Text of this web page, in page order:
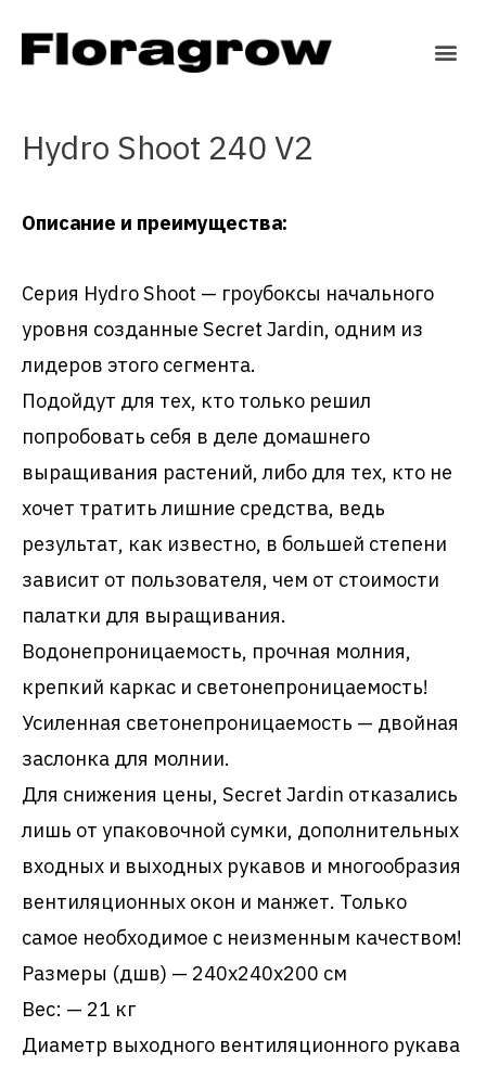
Hydro Shoot 240 V2
Описание и преимущества:
Серия Hydro Shoot — гроубоксы начального
уровня созданные Secret Jardin, одним из
лидеров этого сегмента.
Подойдут для тех, кто только решил
попробовать себя в деле домашнего
выращивания растений, либо для тех, кто не
хочет тратить лишние средства, ведь
результат, как известно, в большей степени
зависит от пользователя, чем от стоимости
палатки для выращивания.
Водонепроницаемость, прочная молния,
крепкий каркас и светонепроницаемость!
Усиленная светонепроницаемость — двойная
заслонка для молнии.
Для снижения цены, Secret Jardin отказались
лишь от упаковочной сумки, дополнительных
входных и выходных рукавов и многообразия
вентиляционных окон и манжет. Только
самое необходимое с неизменным качеством!
Размеры (дшв) — 240х240х200 см
Вес: — 21 кг
Диаметр выходного вентиляционного рукава